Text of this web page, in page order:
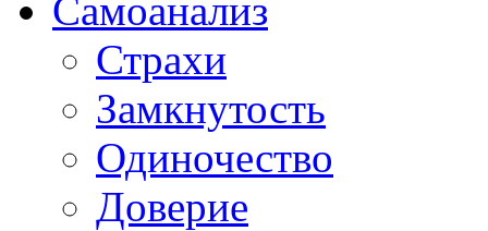
Самоанализ
Страхи
Замкнутость
Одиночество
Доверие